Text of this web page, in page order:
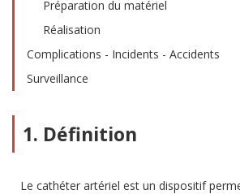
Préparation du matériel
Réalisation
Complications - Incidents - Accidents
Surveillance
1. Définition
Le cathéter artériel est un dispositif